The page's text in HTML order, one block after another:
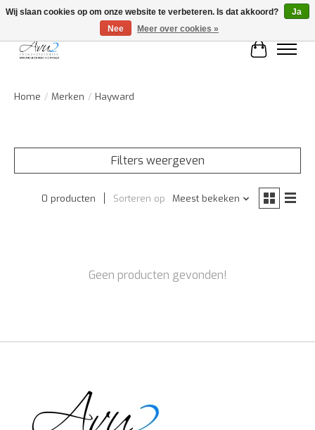
Home / Merken / Hayward
Filters weergeven
0 producten Sorteren op Meest bekeken
Geen producten gevonden!
Wij slaan cookies op om onze website te verbeteren. Is dat akkoord?
Ja
Nee
Meer over cookies »